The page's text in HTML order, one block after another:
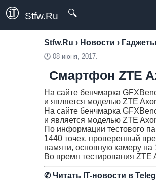
Stfw.Ru 🔍
Stfw.Ru › Новости ›
🕛 08 июня, 2017.
Смартфон ZTE
На сайте бенчмарка
и является моделью ZTE
На сайте бенчмарка
и является моделью ZTE
По информации тестового
1440 точек, проверенный
памяти, основную камеру
Во время тестирования ZTE
✆Читать IT-новости в